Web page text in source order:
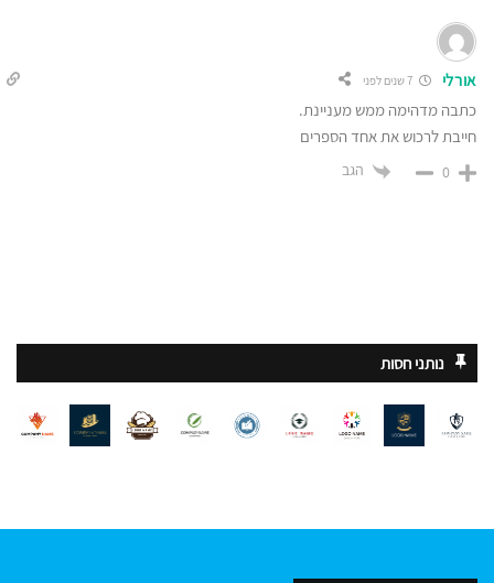
אורלי 7 שנים לפני
כתבה מדהימה ממש מעניינת.
חייבת לרכוש את אחד הספרים
0 הגב
נותני חסות